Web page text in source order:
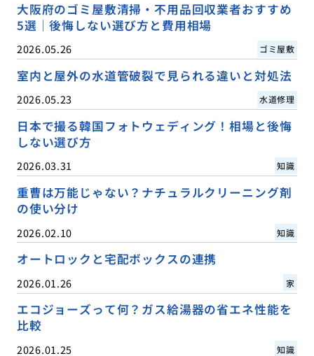
大阪府のゴミ屋敷清掃・不用品回収業者おすすめ
5選｜後悔しない選び方と費用相場
2026.05.26 ゴミ屋敷
室内と屋外の水道管破裂で見られる違いと対処法
2026.05.23 水道修理
日本で撮る韓国フォトウェディング！相場と後悔
しない選び方
2026.03.31 知識
重曹は万能じゃない？ナチュラルクリーニング剤
の使い分け
2026.02.10 知識
オートロックと宅配ボックスの連携
2026.01.26 家
エコジョーズって何？ガス給湯器の省エネ性能を
比較
2026.01.25 知識